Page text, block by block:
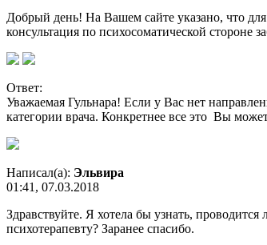
Добрый день! На Вашем сайте указано, что
консультация по психосоматической стороне
Ответ:
Уважаемая Гульнара! Если у Вас нет
категории врача. Конкретнее все это Вы
Написал(а): Эльвира
01:41, 07.03.2018
Здравствуйте. Я хотела бы узнать,
психотерапевту? Заранее спасибо.